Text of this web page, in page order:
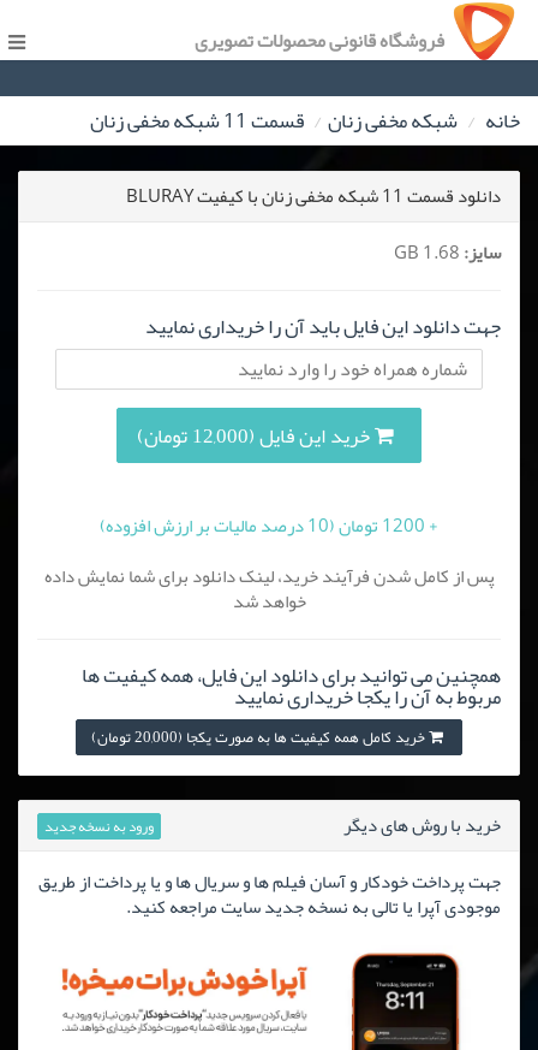
فروشگاه قانونی محصولات تصویری
خانه شبکه مخفی زنان قسمت 11 شبکه مخفی زنان
دانلود قسمت 11 شبکه مخفی زنان با کیفیت BLURAY
سایز:
جهت دانلود این فایل باید آن را خریداری نمایید
خرید این فایل (12,000 تومان)
+ 1200 تومان (10 درصد مالیات بر ارزش افزوده)
پس از کامل شدن فرآیند خرید، لینک دانلود برای شما نمایش داده
خواهد شد
همچنین می توانید برای دانلود این فایل، همه کیفیت ها
مربوط به آن را یکجا خریداری نمایید
خرید کامل همه کیفیت ها به صورت یکجا (20,000 تومان)
خرید با روش های دیگر ورود به نسخه جدید
جهت پرداخت خودکار و آسان فیلم ها و سریال ها و یا پرداخت از طریق
موجودی آپرا یا تالی به نسخه جدید سایت مراجعه کنید.